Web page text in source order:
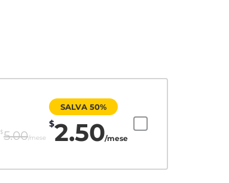
$5.00/mese
SALVA 50%
$2.50/mese